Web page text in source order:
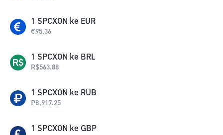
1 SPCXON ke EUR
€95.36
1 SPCXON ke BRL
R$563.88
1 SPCXON ke RUB
₽8,917.25
1 SPCXON ke GBP